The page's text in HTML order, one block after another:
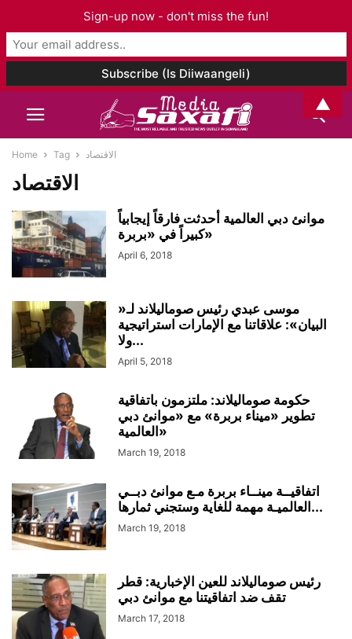
Home Tag الاقتصاد
الاقتصاد
موانئ دبي العالمية أحدثت فارقاً إيجابياً
كبيراً في «بربرة»
April 6, 2018
موسى عبدي رئيس صوماليلاند لـ«
البيان»: علاقاتنا مع الإمارات استراتيجية
ولا...
April 5, 2018
حكومة صوماليلاند: ملتزمون باتفاقية
تطوير «ميناء بربرة» مع «موانئ دبي
العالمية»
March 19, 2018
اتفاقيــة مينــاء بربرة مـع موانئ دبــي
العالميـة مهمة للغاية وستجني ثمارها...
March 19, 2018
رئيس صوماليلاند للعين الإخبارية: قطر
تقف ضد اتفاقيتنا مع موانئ دبي
March 17, 2018
Sign-up now - don't miss the fun!
▲